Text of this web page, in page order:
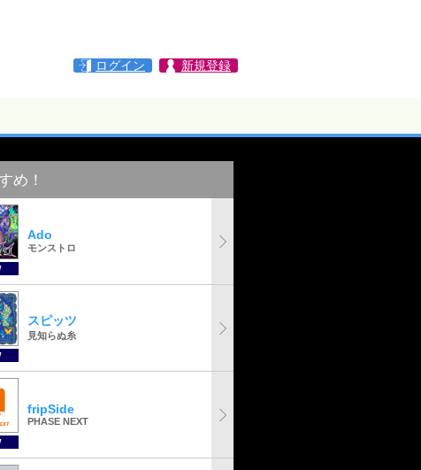
ログイン 新規登録
め！
Ado
モンストロ
スピッツ
見知らぬ糸
fripSide
PHASE NEXT